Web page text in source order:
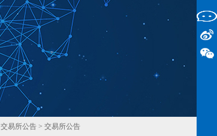
交易所公告 > 交易所公告